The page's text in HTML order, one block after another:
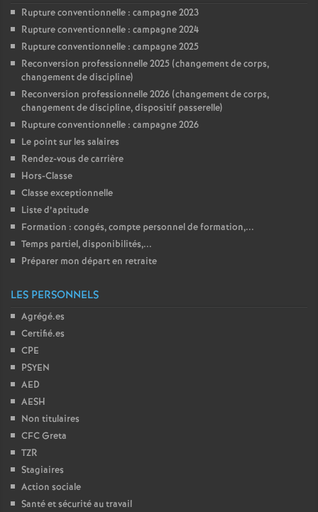
Rupture conventionnelle : campagne 2023
Rupture conventionnelle : campagne 2024
Rupture conventionnelle : campagne 2025
Reconversion professionnelle 2025 (changement de corps,
changement de discipline)
Reconversion professionnelle 2026 (changement de corps,
changement de discipline, dispositif passerelle)
Rupture conventionnelle : campagne 2026
Le point sur les salaires
Rendez-vous de carrière
Hors-Classe
Classe exceptionnelle
Liste d’aptitude
Formation : congés, compte personnel de formation,...
Temps partiel, disponibilités,...
Préparer mon départ en retraite
LES PERSONNELS
Agrégé.es
Certifié.es
CPE
PSYEN
AED
AESH
Non titulaires
CFC Greta
TZR
Stagiaires
Action sociale
Santé et sécurité au travail